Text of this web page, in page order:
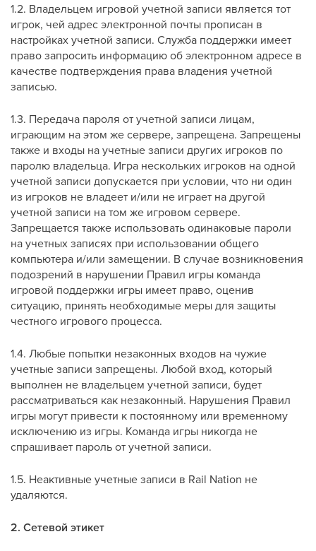
1.2. Владельцем игровой учетной записи является тот
игрок, чей адрес электронной почты прописан в
настройках учетной записи. Служба поддержки имеет
право запросить информацию об электронном адресе в
качестве подтверждения права владения учетной
записью.
1.3. Передача пароля от учетной записи лицам,
играющим на этом же сервере, запрещена. Запрещены
также и входы на учетные записи других игроков по
паролю владельца. Игра нескольких игроков на одной
учетной записи допускается при условии, что ни один
из игроков не владеет и/или не играет на другой
учетной записи на том же игровом сервере.
Запрещается также использовать одинаковые пароли
на учетных записях при использовании общего
компьютера и/или замещении. В случае возникновения
подозрений в нарушении Правил игры команда
игровой поддержки игры имеет право, оценив
ситуацию, принять необходимые меры для защиты
честного игрового процесса.
1.4. Любые попытки незаконных входов на чужие
учетные записи запрещены. Любой вход, который
выполнен не владельцем учетной записи, будет
рассматриваться как незаконный. Нарушения Правил
игры могут привести к постоянному или временному
исключению из игры. Команда игры никогда не
спрашивает пароль от учетной записи.
1.5. Неактивные учетные записи в Rail Nation не
удаляются.
2. Сетевой этикет